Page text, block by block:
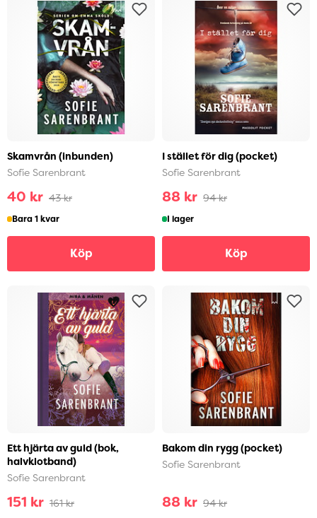
Skamvrån (inbunden)
Sofie Sarenbrant
40 kr 43 kr
Bara 1 kvar
Köp
I stället för dig (pocket)
Sofie Sarenbrant
88 kr 94 kr
I lager
Köp
Ett hjärta av guld (bok,
halvklotband)
Sofie Sarenbrant
151 kr 161 kr
Bakom din rygg (pocket)
Sofie Sarenbrant
88 kr 94 kr